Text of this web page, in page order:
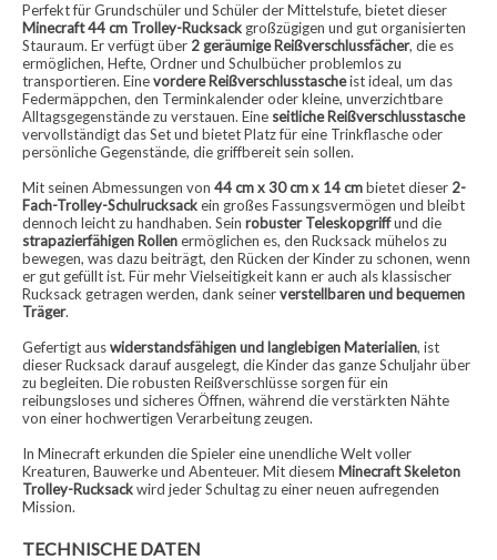
Perfekt für Grundschüler und Schüler der Mittelstufe, bietet dieser
Minecraft 44 cm Trolley-Rucksack großzügigen und gut organisierten
Stauraum. Er verfügt über 2 geräumige Reißverschlussfächer, die es
ermöglichen, Hefte, Ordner und Schulbücher problemlos zu
transportieren. Einevordere Reißverschlusstascheist ideal, um das
Federmäppchen, den Terminkalender oder kleine, unverzichtbare
Alltagsgegenstände zu verstauen. Eine seitliche Reißverschlusstasche
vervollständigt das Set und bietet Platz für eine Trinkflasche oder
persönliche Gegenstände, die griffbereit sein sollen.
Mit seinen Abmessungen von 44 cm x 30 cm x 14 cmbietet dieser 2-
Fach-Trolley-Schulrucksackein großes Fassungsvermögen und bleibt
dennoch leicht zu handhaben. Sein robuster Teleskopgriffund die
strapazierfähigen Rollenermöglichen es, den Rucksack mühelos zu
bewegen, was dazu beiträgt, den Rücken der Kinder zu schonen, wenn
er gut gefüllt ist. Für mehr Vielseitigkeit kann er auch als klassischer
Rucksack getragen werden, dank seinerverstellbaren und bequemen
Träger.
Gefertigt auswiderstandsfähigen und langlebigen Materialien, ist
dieser Rucksack darauf ausgelegt, die Kinder das ganze Schuljahr über
zu begleiten. Die robusten Reißverschlüsse sorgen für ein
reibungsloses und sicheres Öffnen, während die verstärkten Nähte
von einer hochwertigen Verarbeitung zeugen.
In Minecraft erkunden die Spieler eine unendliche Welt voller
Kreaturen, Bauwerke und Abenteuer. Mit diesem Minecraft Skeleton
Trolley-Rucksackwird jeder Schultag zu einer neuen aufregenden
Mission.
TECHNISCHE DATEN